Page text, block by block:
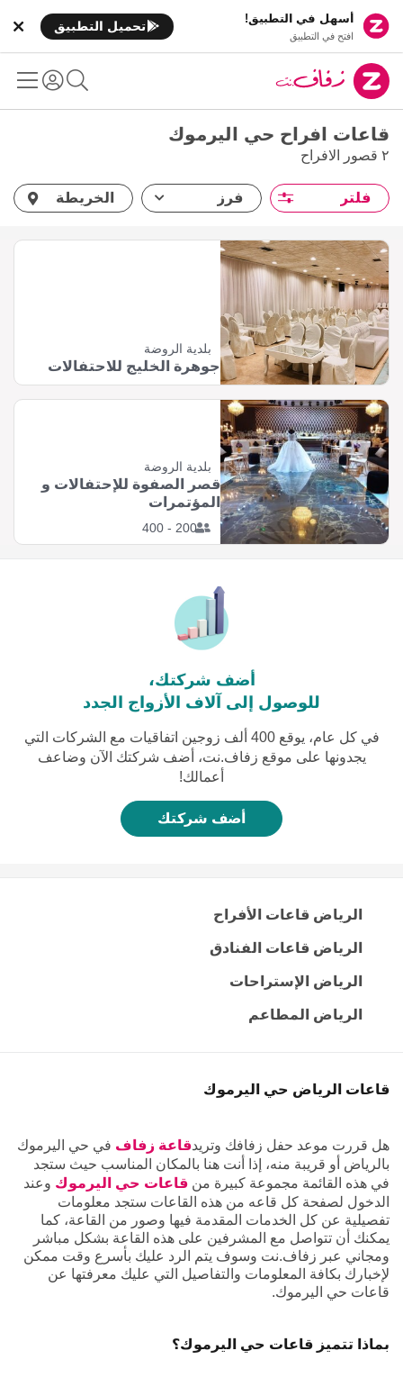
أسهل في التطبيق!
افتح في التطبيق
تحميل التطبيق
قاعات افراح حي اليرموك
٢ قصور الافراح
فلتر فرز الخريطة
بلدية الروضة
جوهرة الخليج للاحتفالات
بلدية الروضة
200 - 400
قصر الصفوة للإحتفالات و
المؤتمرات
أضف شركتك،
للوصول إلى آلاف الأزواج الجدد
في كل عام، يوقع 400 ألف زوجين اتفاقيات مع الشركات التي
يجدونها على موقع زفاف.نت، أضف شركتك الآن وضاعف
أعمالك!
أضف شركتك
الرياض قاعات الأفراح
الرياض قاعات الفنادق
الرياض الإستراحات
الرياض المطاعم
قاعات الرياض حي اليرموك
هل قررت موعد حفل زفافك وتريدقاعة زفاف في حي اليرموك
بالرياض أو قريبة منه، إذا أنت هنا بالمكان المناسب حيث ستجد
في هذه القائمة مجموعة كبيرة من قاعات حي اليرموك وعند
الدخول لصفحة كل قاعه من هذه القاعات ستجد معلومات
تفصيلية عن كل الخدمات المقدمة فيها وصور من القاعة، كما
يمكنك أن تتواصل مع المشرفين على هذه القاعة بشكل مباشر
ومجاني عبر زفاف.نت وسوف يتم الرد عليك بأسرع وقت ممكن
لإخبارك بكافة المعلومات والتفاصيل التي عليك معرفتها عن
قاعات حي اليرموك.
بماذا تتميز قاعات حي اليرموك؟